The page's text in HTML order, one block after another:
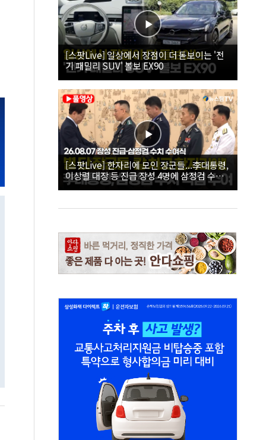
[스팟Live] 일상에서 장점이 더 돋보이는 '전
기 패밀리 SUV' 볼보 EX90
[스팟Live] 한자리에 모인 장군들...李대통령,
이상렬 대장 등 진급 장성 4명에 삼정검 수치
직접 수여｜26.08.07 장성 진급·삼정검 수치